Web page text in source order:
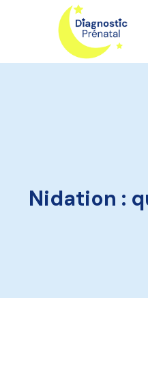
Nidation :